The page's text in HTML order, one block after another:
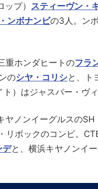
プ） スティーヴン・
ンボナンビの3人。ン
重ホンダヒートのフラ
のシヤ・コリシと、ト
）はジャスパー・ヴィ
ノンイーグルスのSH
リボックのコンビ。
デと、横浜キヤノンイ